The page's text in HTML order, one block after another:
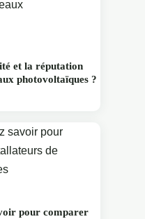
et la réputation
photovoltaïques ?
pour comparer